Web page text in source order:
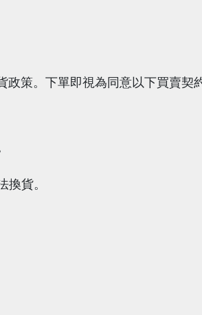
策。下單即視為同意以下買賣契
貨。